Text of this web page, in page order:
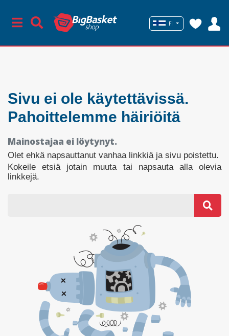
FI
Sivu ei ole käytettävissä.
Pahoittelemme häiriöitä
Mainostajaa ei löytynyt.
Olet ehkä napsauttanut vanhaa linkkiä ja sivu poistettu.
Kokeile etsiä jotain muuta tai napsauta alla olevia
linkkejä.